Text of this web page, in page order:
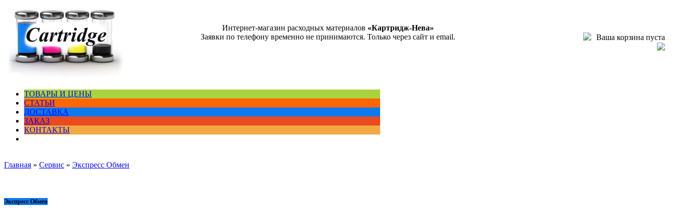
Интернет-магазин расходных материалов «Картридж-Нева»
Заявки по телефону временно не принимаются. Только через сайт и email.
Ваша корзина пуста
ТОВАРЫ И ЦЕНЫ
СТАТЬИ
ДОСТАВКА
ЗАКАЗ
КОНТАКТЫ
Главная » Сервис » Экспресс Обмен
Экспресс Обмен